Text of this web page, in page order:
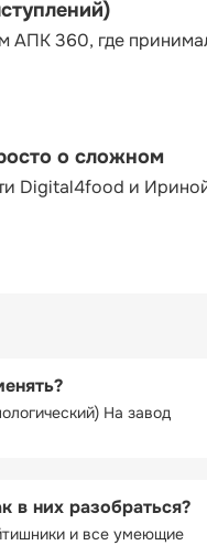
360, где
о сложном
Digital4food и
На завод
в них разобраться?
и все умеющие